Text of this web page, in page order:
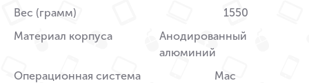
Вес (грамм)
1550
Материал корпуса
Анодированный
алюминий
Операционная система
Mac